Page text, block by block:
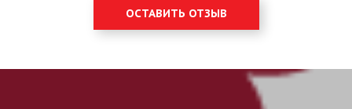
ОСТАВИТЬ ОТЗЫВ